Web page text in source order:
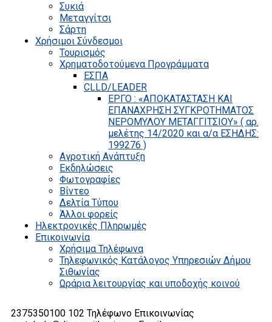
Συκιά
Μεταγγίτσι
Σάρτη
Χρήσιμοι Σύνδεσμοι
Τουρισμός
Χρηματοδοτούμενα Προγράμματα
ΕΣΠΑ
CLLD/LEADER
ΕΡΓΟ : «ΑΠΟΚΑΤΑΣΤΑΣΗ ΚΑΙ
ΕΠΑΝΑΧΡΗΣΗ ΣΥΓΚΡΟΤΗΜΑΤΟΣ
ΝΕΡΟΜΥΛΟΥ ΜΕΤΑΓΓΙΤΣΙΟΥ» ( αρ.
μελέτης 14/2020 και α/α ΕΣΗΔΗΣ:
199276 )
Αγροτική Ανάπτυξη
Εκδηλώσεις
Φωτογραφίες
Βίντεο
Δελτία Τύπου
Άλλοι φορείς
Ηλεκτρονικές Πληρωμές
Επικοινωνία
Χρήσιμα Τηλέφωνα
Τηλεφωνικός Κατάλογος Υπηρεσιών Δήμου
Σιθωνίας
Ωράρια λειτουργίας και υποδοχής κοινού
2375350100 102 Τηλέφωνο Επικοινωνίας